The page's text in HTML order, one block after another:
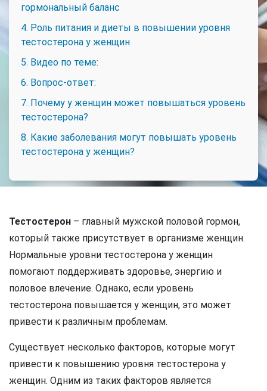
гормональный баланс
4. Роль питания и диеты в повышении уровня
тестостерона у женщин
5. Видео по теме:
6. Вопрос-ответ:
7. Почему у женщин может повышаться уровень
тестостерона?
8. Какие заболевания могут повышать уровень
тестостерона у женщин?
Тестостерон – главный мужской половой гормон,
который также присутствует в организме женщин.
Нормальные уровни тестостерона у женщин
помогают поддерживать здоровье, энергию и
половое влечение. Однако, если уровень
тестостерона повышается у женщин, это может
привести к различным проблемам.
Существует несколько факторов, которые могут
привести к повышению уровня тестостерона у
женщин. Одним из таких факторов является